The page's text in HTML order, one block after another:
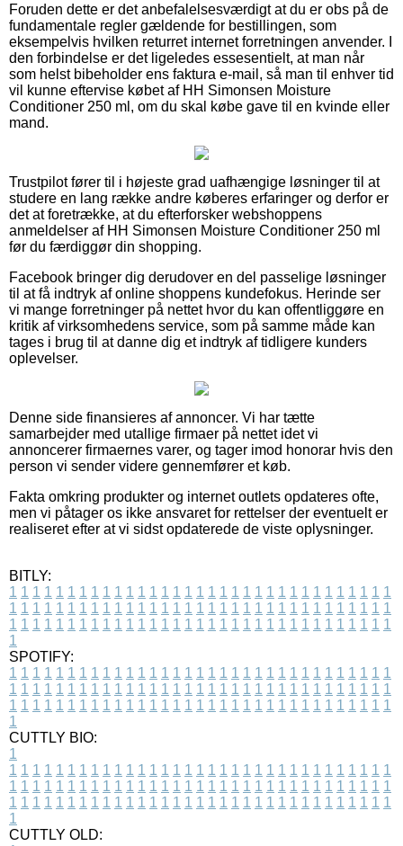
Foruden dette er det anbefalelsesværdigt at du er obs på de
fundamentale regler gældende for bestillingen, som
eksempelvis hvilken returret internet forretningen anvender. I
den forbindelse er det ligeledes essesentielt, at man når
som helst bibeholder ens faktura e-mail, så man til enhver tid
vil kunne eftervise købet af HH Simonsen Moisture
Conditioner 250 ml, om du skal købe gave til en kvinde eller
mand.
Trustpilot fører til i højeste grad uafhængige løsninger til at
studere en lang række andre køberes erfaringer og derfor er
det at foretrække, at du efterforsker webshoppens
anmeldelser af HH Simonsen Moisture Conditioner 250 ml
før du færdiggør din shopping.
Facebook bringer dig derudover en del passelige løsninger
til at få indtryk af online shoppens kundefokus. Herinde ser
vi mange forretninger på nettet hvor du kan offentliggøre en
kritik af virksomhedens service, som på samme måde kan
tages i brug til at danne dig et indtryk af tidligere kunders
oplevelser.
Denne side finansieres af annoncer. Vi har tætte
samarbejder med utallige firmaer på nettet idet vi
annoncerer firmaernes varer, og tager imod honorar hvis den
person vi sender videre gennemfører et køb.
Fakta omkring produkter og internet outlets opdateres ofte,
men vi påtager os ikke ansvaret for rettelser der eventuelt er
realiseret efter at vi sidst opdaterede de viste oplysninger.
BITLY:
1 1 1 1 1 1 1 1 1 1 1 1 1 1 1 1 1 1 1 1 1 1 1 1 1 1 1 1 1 1 1 1 1
1 1 1 1 1 1 1 1 1 1 1 1 1 1 1 1 1 1 1 1 1 1 1 1 1 1 1 1 1 1 1 1 1
1 1 1 1 1 1 1 1 1 1 1 1 1 1 1 1 1 1 1 1 1 1 1 1 1 1 1 1 1 1 1 1 1
1
SPOTIFY:
1 1 1 1 1 1 1 1 1 1 1 1 1 1 1 1 1 1 1 1 1 1 1 1 1 1 1 1 1 1 1 1 1
1 1 1 1 1 1 1 1 1 1 1 1 1 1 1 1 1 1 1 1 1 1 1 1 1 1 1 1 1 1 1 1 1
1 1 1 1 1 1 1 1 1 1 1 1 1 1 1 1 1 1 1 1 1 1 1 1 1 1 1 1 1 1 1 1 1
1
CUTTLY BIO:
1
1 1 1 1 1 1 1 1 1 1 1 1 1 1 1 1 1 1 1 1 1 1 1 1 1 1 1 1 1 1 1 1 1
1 1 1 1 1 1 1 1 1 1 1 1 1 1 1 1 1 1 1 1 1 1 1 1 1 1 1 1 1 1 1 1 1
1 1 1 1 1 1 1 1 1 1 1 1 1 1 1 1 1 1 1 1 1 1 1 1 1 1 1 1 1 1 1 1 1
1
CUTTLY OLD: